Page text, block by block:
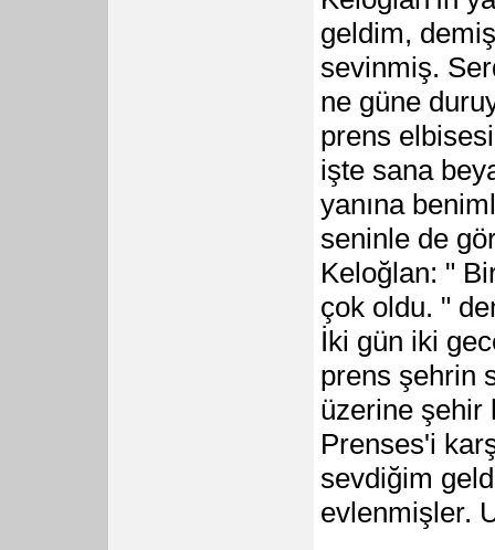
geldim,
sevinmiş.
ne güne
prens
işte sana
yanına
seninle de
Keloğlan: "
çok oldu. "
İki gün iki
prens şehrin
üzerine şehir
Prenses'i
sevdiğim
evlenmişler.